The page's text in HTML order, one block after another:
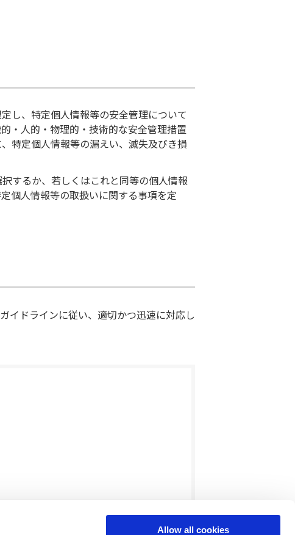
Allow all cookies
し、特定個人情報等の安全管理について
・人的・物理的・技術的な安全管理措置
特定個人情報等の漏えい、滅失及びき損
するか、若しくはこれと同等の個人情報
個人情報等の取扱いに関する事項を定
イドラインに従い、適切かつ迅速に対応し